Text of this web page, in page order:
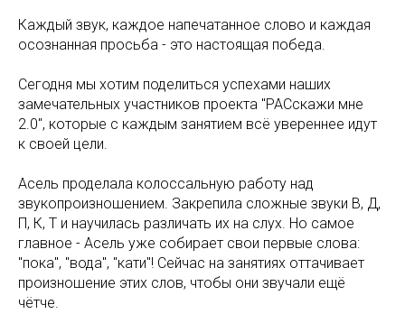
Каждый звук, каждое напечатанное слово и каждая
осознанная просьба - это настоящая победа.
Сегодня мы хотим поделиться успехами наших
замечательных участников проекта "РАСскажи мне
2.0", которые с каждым занятием всё увереннее идут
к своей цели.
Асель проделала колоссальную работу над
звукопроизношением. Закрепила сложные звуки В, Д,
П, К, Т и научилась различать их на слух. Но самое
главное - Асель уже собирает свои первые слова:
"пока", "вода", "кати"! Сейчас на занятиях оттачивает
произношение этих слов, чтобы они звучали ещё
чётче.